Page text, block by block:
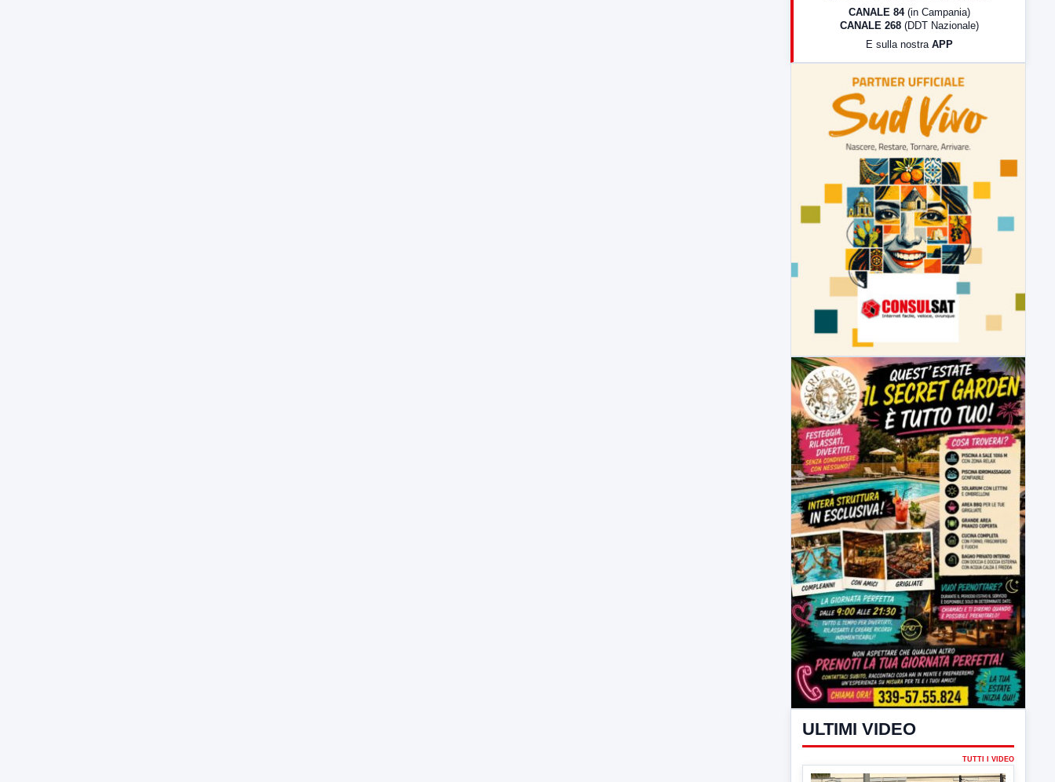
LabNews (Diretta)
LabNews (replica)
CANALE 84 (in Campania)
CANALE 268 (DDT Nazionale)
E sulla nostra APP
ULTIMI VIDEO